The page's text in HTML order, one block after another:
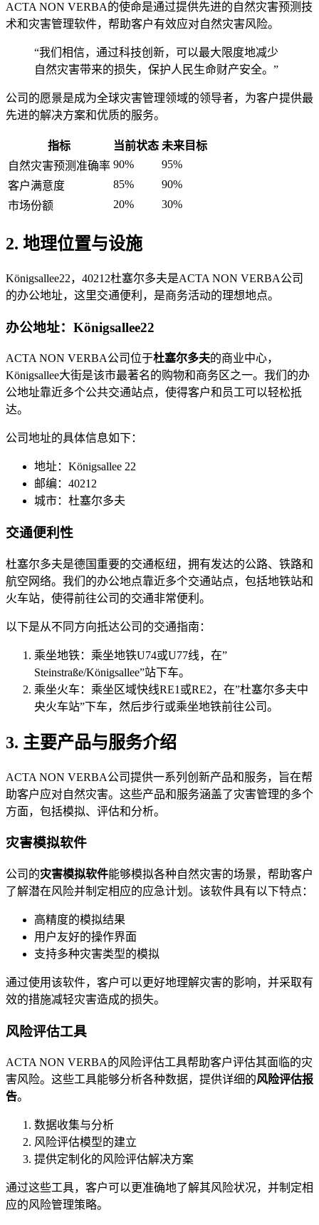
ACTA NON VERBA的使命是通过提供先进的自然灾害预测技
术和灾害管理软件，帮助客户有效应对自然灾害风险。
“我们相信，通过科技创新，可以最大限度地减少
自然灾害带来的损失，保护人民生命财产安全。”
公司的愿景是成为全球灾害管理领域的领导者，为客户提供最
先进的解决方案和优质的服务。
指标 当前状态 未来目标
自然灾害预测准确率 90%
95%
客户满意度
85%
90%
市场份额
20% 30%
2. 地理位置与设施
Königsallee22，40212杜塞尔多夫是ACTA NON VERBA公司
的办公地址，这里交通便利，是商务活动的理想地点。
办公地址：Königsallee22
ACTA NON VERBA公司位于杜塞尔多夫的商业中心，
Königsallee大街是该市最著名的购物和商务区之一。我们的办
公地址靠近多个公共交通站点，使得客户和员工可以轻松抵
达。
公司地址的具体信息如下：
地址：Königsallee 22
邮编：40212
城市：杜塞尔多夫
交通便利性
杜塞尔多夫是德国重要的交通枢纽，拥有发达的公路、铁路和
航空网络。我们的办公地点靠近多个交通站点，包括地铁站和
火车站，使得前往公司的交通非常便利。
以下是从不同方向抵达公司的交通指南：
乘坐地铁：乘坐地铁U74或U77线，在”
Steinstraße/Königsallee”站下车。
乘坐火车：乘坐区域快线RE1或RE2，在”杜塞尔多夫中
央火车站”下车，然后步行或乘坐地铁前往公司。
3. 主要产品与服务介绍
ACTA NON VERBA公司提供一系列创新产品和服务，旨在帮
助客户应对自然灾害。这些产品和服务涵盖了灾害管理的多个
方面，包括模拟、评估和分析。
灾害模拟软件
公司的灾害模拟软件能够模拟各种自然灾害的场景，帮助客户
了解潜在风险并制定相应的应急计划。该软件具有以下特点：
高精度的模拟结果
用户友好的操作界面
支持多种灾害类型的模拟
通过使用该软件，客户可以更好地理解灾害的影响，并采取有
效的措施减轻灾害造成的损失。
风险评估工具
ACTA NON VERBA的风险评估工具帮助客户评估其面临的灾
害风险。这些工具能够分析各种数据，提供详细的风险评估报
告。
数据收集与分析
风险评估模型的建立
提供定制化的风险评估解决方案
通过这些工具，客户可以更准确地了解其风险状况，并制定相
应的风险管理策略。